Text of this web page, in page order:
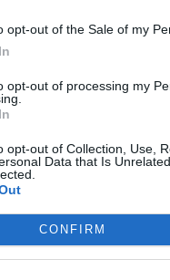
opt-out of the Sale of my
opt-out of processing my
opt-out of Collection, Use,
Data that Is
CONFIRM
und habe gebeten eure
Browsercache, des für
dann neu einloggen.
spielen, bitte
Farm kein Allheilmittel ist?
bei anderen Farmern
System an.
Bitte gebt